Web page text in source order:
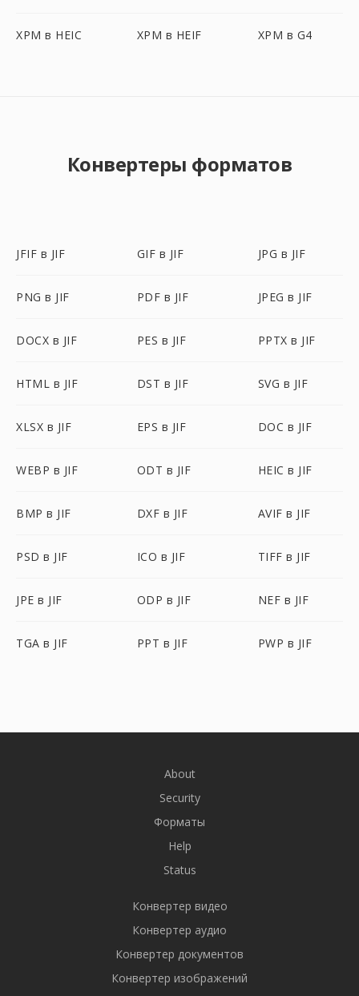
XPM в HEIC XPM в HEIF XPM в G4
Конвертеры форматов
JFIF в JIF GIF в JIF JPG в JIF
PNG в JIF PDF в JIF JPEG в JIF
DOCX в JIF PES в JIF PPTX в JIF
HTML в JIF DST в JIF SVG в JIF
XLSX в JIF EPS в JIF DOC в JIF
WEBP в JIF ODT в JIF HEIC в JIF
BMP в JIF DXF в JIF AVIF в JIF
PSD в JIF ICO в JIF TIFF в JIF
JPE в JIF ODP в JIF NEF в JIF
TGA в JIF PPT в JIF PWP в JIF
About
Security
Форматы
Help
Status
Конвертер видео
Конвертер аудио
Конвертер документов
Конвертер изображений